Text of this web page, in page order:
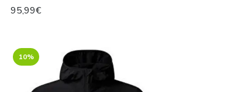
95,99€
10%